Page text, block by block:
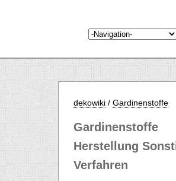
dekowiki / Gardinenstoffe
Gardinenstoffe
Herstellung
Verfahren